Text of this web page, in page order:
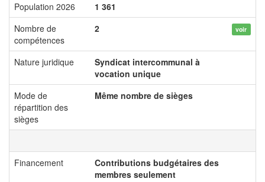
Population 2026
1 361
Nombre de
compétences
2 voir
Nature juridique
Syndicat intercommunal à
vocation unique
Mode de
répartition des
sièges
Même nombre de sièges
Financement
Contributions budgétaires des
membres seulement